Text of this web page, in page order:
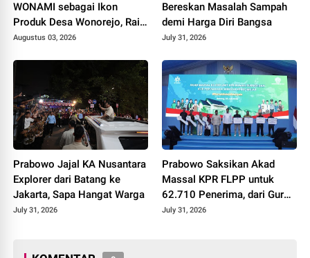
WONAMI sebagai Ikon
Produk Desa Wonorejo, Raih
Tiga Penghargaan di
2026
Augustus 03, 2026
Bereskan Masalah Sampah
demi Harga Diri Bangsa
July 31, 2026
Prabowo Jajal KA Nusantara
Explorer dari Batang ke
Jakarta, Sapa Hangat Warga
July 31, 2026
Prabowo Saksikan Akad
Massal KPR FLPP untuk
62.710 Penerima, dari Guru
SD hingga Pengemudi Ojol
July 31, 2026